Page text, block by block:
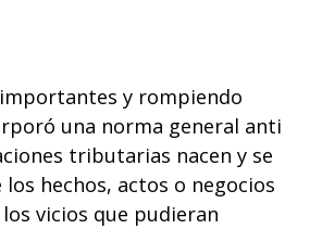
y rompiendo
una norma general anti
tributarias nacen y se
hechos, actos o negocios
vicios que pudieran